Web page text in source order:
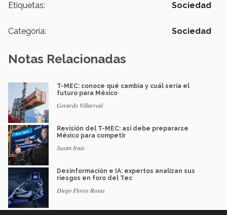
Etiquetas: Sociedad
Categoría: Sociedad
Notas Relacionadas
T-MEC: conoce qué cambia y cuál sería el
futuro para México
Gerardo Villarreal
Revisión del T-MEC: así debe prepararse
México para competir
Susan Irais
Desinformación e IA: expertos analizan sus
riesgos en foro del Tec
Diego Flores Rosas